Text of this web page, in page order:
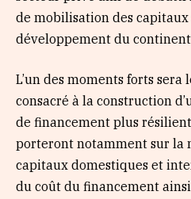
de mobilisation des
développement du
L’un des moments forts
consacré à la construction
de financement plus
porteront notamment sur la
capitaux domestiques et
du coût du financement